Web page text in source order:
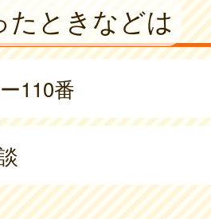
たときなどは
110番